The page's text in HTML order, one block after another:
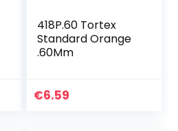
418P.60 Tortex
Standard Orange
.60Mm
€6.59